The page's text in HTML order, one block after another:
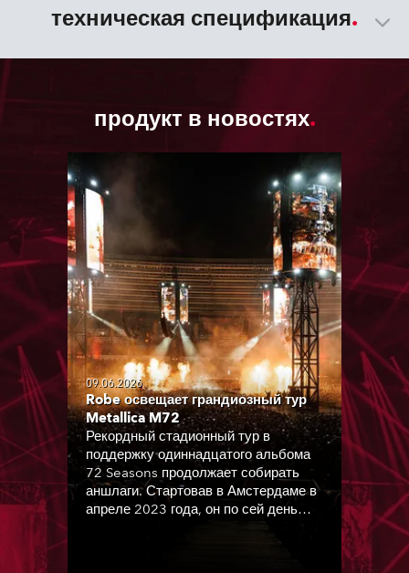
техническая спецификация
продукт в новостях
09.06.2026
Robe освещает грандиозный тур
Metallica M72
Рекордный стадионный тур в
поддержку одиннадцатого альбома
72 Seasons продолжает собирать
аншлаги. Стартовав в Амстердаме в
апреле 2023 года, он по сей день